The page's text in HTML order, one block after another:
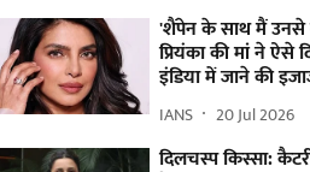
'शैंपेन के साथ मैं उनसे
प्रियंका की मां ने ऐसे
इंडिया में जाने की
IANS 20 Jul 2026
दिलचस्प किस्सा: